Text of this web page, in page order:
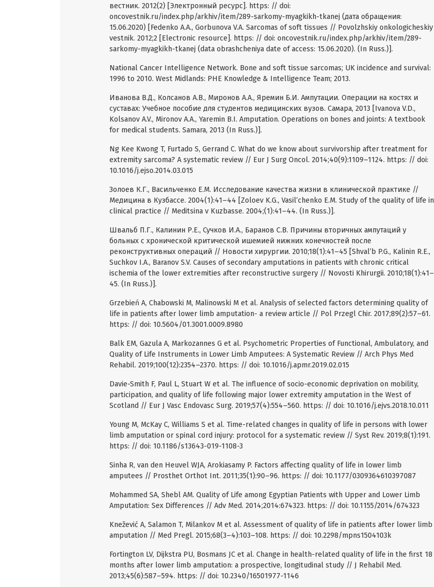
вестник. 2012(2) [Электронный ресурс]. https: // doi:
oncovestnik.ru/index.php/arkhiv/item/289-sarkomy-myagkikh-tkanej (дата обращения:
15.06.2020) [Fedenko A.A., Gorbunova V.A. Sarcomas of soft tissues // Povolzhskiy onkologicheskiy
vestnik. 2012;2 [Electronic resource]. https: // doi: oncovestnik.ru/index.php/arkhiv/item/289-
sarkomy-myagkikh-tkanej (data obrashcheniya date of access: 15.06.2020). (In Russ.)].
National Cancer Intelligence Network. Bone and soft tissue sarcomas; UK incidence and survival:
1996 to 2010. West Midlands: PHE Knowledge & Intelligence Team; 2013.
Иванова В.Д., Колсанов А.В., Миронов А.А., Яремин Б.И. Ампутации. Операции на костях и
суставах: Учебное пособие для студентов медицинских вузов. Самара, 2013 [Ivanova V.D.,
Kolsanov A.V., Mironov A.A., Yaremin B.I. Amputation. Operations on bones and joints: A textbook
for medical students. Samara, 2013 (In Russ.)].
Ng Kee Kwong T, Furtado S, Gerrand C. What do we know about survivorship after treatment for
extremity sarcoma? A systematic review // Eur J Surg Oncol. 2014;40(9):1109–1124. https: // doi:
10.1016/j.ejso.2014.03.015
Золоев К.Г., Васильченко Е.М. Исследование качества жизни в клинической практике //
Медицина в Кузбассе. 2004(1):41–44 [Zoloev K.G., Vasil’chenko E.M. Study of the quality of life in
clinical practice // Meditsina v Kuzbasse. 2004;(1):41–44. (In Russ.)].
Швальб П.Г., Калинин Р.Е., Сучков И.А., Баранов С.В. Причины вторичных ампутаций у
больных с хронической критической ишемией нижних конечностей после
реконструктивных операций // Новости хирургии. 2010;18(1):41–45 [Shval’b P.G., Kalinin R.E.,
Suchkov I.A., Baranov S.V. Causes of secondary amputations in patients with chronic critical
ischemia of the lower extremities after reconstructive surgery // Novosti Khirurgii. 2010;18(1):41–
45. (In Russ.)].
Grzebień A, Chabowski M, Malinowski M et al. Analysis of selected factors determining quality of
life in patients after lower limb amputation- a review article // Pol Przegl Chir. 2017;89(2):57–61.
https: // doi: 10.5604/01.3001.0009.8980
Balk EM, Gazula A, Markozannes G et al. Psychometric Properties of Functional, Ambulatory, and
Quality of Life Instruments in Lower Limb Amputees: A Systematic Review // Arch Phys Med
Rehabil. 2019;100(12):2354–2370. https: // doi: 10.1016/j.apmr.2019.02.015
Davie-Smith F, Paul L, Stuart W et al. The influence of socio-economic deprivation on mobility,
participation, and quality of life following major lower extremity amputation in the West of
Scotland // Eur J Vasc Endovasc Surg. 2019;57(4):554–560. https: // doi: 10.1016/j.ejvs.2018.10.011
Young M, McKay C, Williams S et al. Time-related changes in quality of life in persons with lower
limb amputation or spinal cord injury: protocol for a systematic review // Syst Rev. 2019;8(1):191.
https: // doi: 10.1186/s13643-019-1108-3
Sinha R, van den Heuvel WJA, Arokiasamy P. Factors affecting quality of life in lower limb
amputees // Prosthet Orthot Int. 2011;35(1):90–96. https: // doi: 10.1177/0309364610397087
Mohammed SA, Shebl AM. Quality of Life among Egyptian Patients with Upper and Lower Limb
Amputation: Sex Differences // Adv Med. 2014;2014:674323. https: // doi: 10.1155/2014/674323
Knežević A, Salamon T, Milankov M et al. Assessment of quality of life in patients after lower limb
amputation // Med Pregl. 2015;68(3–4):103–108. https: // doi: 10.2298/mpns1504103k
Fortington LV, Dijkstra PU, Bosmans JC et al. Change in health-related quality of life in the first 18
months after lower limb amputation: a prospective, longitudinal study // J Rehabil Med.
2013;45(6):587–594. https: // doi: 10.2340/16501977-1146